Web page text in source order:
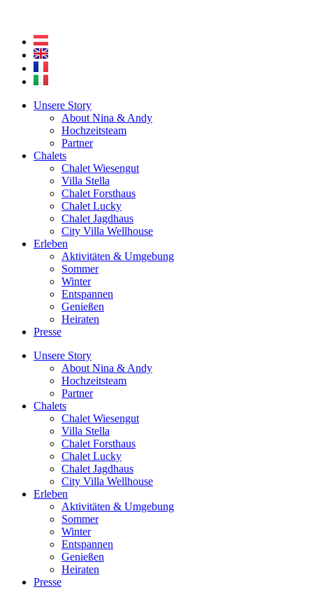
Unsere Story
About Nina & Andy
Hochzeitsteam
Partner
Chalets
Chalet Wiesengut
Villa Stella
Chalet Forsthaus
Chalet Lucky
Chalet Jagdhaus
City Villa Wellhouse
Erleben
Aktivitäten & Umgebung
Sommer
Winter
Entspannen
Genießen
Heiraten
Presse
Unsere Story
About Nina & Andy
Hochzeitsteam
Partner
Chalets
Chalet Wiesengut
Villa Stella
Chalet Forsthaus
Chalet Lucky
Chalet Jagdhaus
City Villa Wellhouse
Erleben
Aktivitäten & Umgebung
Sommer
Winter
Entspannen
Genießen
Heiraten
Presse